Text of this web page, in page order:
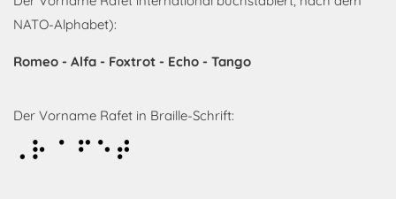
NATO-Alphabet):
Romeo - Alfa - Foxtrot - Echo - Tango
Der Vorname Rafet in Braille-Schrift:
Rafet